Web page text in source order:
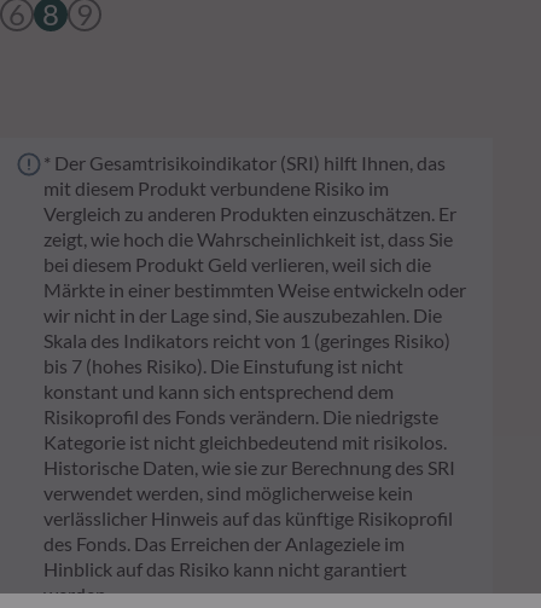
6 8 9
* Der Gesamtrisikoindikator (SRI) hilft Ihnen, das
mit diesem Produkt verbundene Risiko im
Vergleich zu anderen Produkten einzuschätzen. Er
zeigt, wie hoch die Wahrscheinlichkeit ist, dass Sie
bei diesem Produkt Geld verlieren, weil sich die
Märkte in einer bestimmten Weise entwickeln oder
wir nicht in der Lage sind, Sie auszubezahlen. Die
Skala des Indikators reicht von 1 (geringes Risiko)
bis 7 (hohes Risiko). Die Einstufung ist nicht
konstant und kann sich entsprechend dem
Risikoprofil des Fonds verändern. Die niedrigste
Kategorie ist nicht gleichbedeutend mit risikolos.
Historische Daten, wie sie zur Berechnung des SRI
verwendet werden, sind möglicherweise kein
verlässlicher Hinweis auf das künftige Risikoprofil
des Fonds. Das Erreichen der Anlageziele im
Hinblick auf das Risiko kann nicht garantiert
werden.